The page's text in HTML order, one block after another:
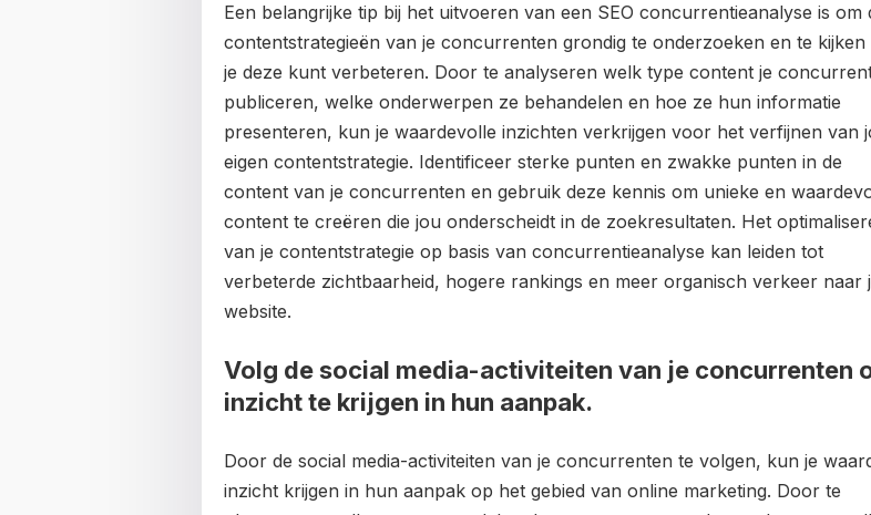
Een belangrijke tip bij het uitvoeren van een SEO concurrentieanalyse is om
contentstrategieën van je concurrenten grondig te onderzoeken en te kijken
je deze kunt verbeteren. Door te analyseren welk type content je
publiceren, welke onderwerpen ze behandelen en hoe ze hun informatie
presenteren, kun je waardevolle inzichten verkrijgen voor het verfijnen van
eigen contentstrategie. Identificeer sterke punten en zwakke punten in de
content van je concurrenten en gebruik deze kennis om unieke en
content te creëren die jou onderscheidt in de zoekresultaten. Het
van je contentstrategie op basis van concurrentieanalyse kan leiden tot
verbeterde zichtbaarheid, hogere rankings en meer organisch verkeer naar
website.
Volg de social media-activiteiten van je concurrenten
inzicht te krijgen in hun aanpak.
Door de social media-activiteiten van je concurrenten te volgen, kun je
inzicht krijgen in hun aanpak op het gebied van online marketing. Door te